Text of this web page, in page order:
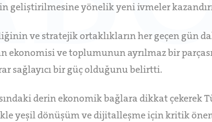
geliştirilmesine yönelik yeni ivmeler
ve stratejik ortaklıkların her geçen gün
ve toplumunun ayrılmaz bir
sağlayıcı bir güç olduğunu belirtti.
derin ekonomik bağlara dikkat çekerek
yeşil dönüşüm ve dijitalleşme için kritik